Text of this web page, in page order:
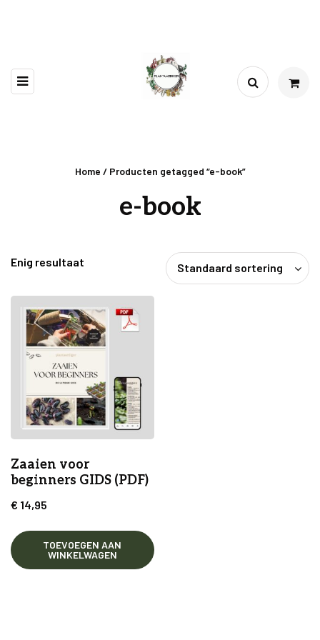
Home / Producten getagged “e-book”
e-book
Enig resultaat Standaard sortering
Zaaien voor
beginners GIDS (PDF)
€ 14,95
TOEVOEGEN AAN
WINKELWAGEN